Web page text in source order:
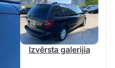
Izvērsta galerijia